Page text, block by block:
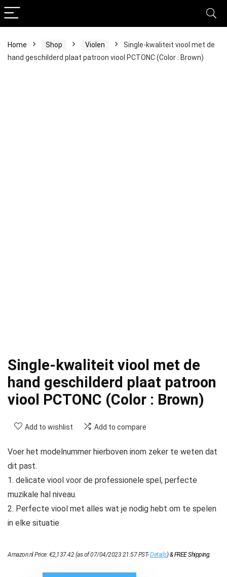
Home Shop Violen
Single-kwaliteit viool met de
hand geschilderd plaat patroon viool PCTONC (Color : Brown)
Single-kwaliteit viool met de
hand geschilderd plaat patroon
viool PCTONC (Color : Brown)
Add to wishlist Add to compare
Voer het modelnummer hierboven inom zeker te weten dat
dit past.
1. delicate viool voor de professionele spel, perfecte
muzikale hal niveau.
2. Perfecte viool met alles wat je nodig hebt om te spelen
in elke situatie
Amazon.nl Price:€2,137.42 (as of 07/04/2023 21:57 PST-Details)&FREE Shipping.